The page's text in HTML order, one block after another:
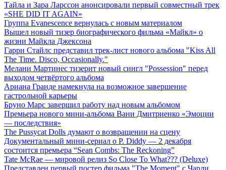
Тайла и Зара Ларссон анонсировали первый совместный трек
«SHE DID IT AGAIN»
Группа Evanescence вернулась с новым материалом
Вышел новый тизер биографического фильма «Майкл» о
жизни Майкла Джексона
Гарри Стайлс представил трек-лист нового альбома "Kiss All
The Time. Disco, Occasionally."
Мелани Мартинес тизерит новый сингл "Possession" перед
выходом четвёртого альбома
Ариана Гранде намекнула на возможное завершение
гастрольной карьеры
Бруно Марс завершил работу над новым альбомом
Премьера нового мини-альбома Вани Дмитриенко «Эмоции
— последствия»
The Pussycat Dolls думают о возвращении на сцену
Документальный мини-сериал о P. Diddy — 2 декабря
состоится премьера “Sean Combs: The Reckoning”
Tate McRae — мировой релиз So Close To What??? (Deluxe)
Представлен первый постер фильма "The Moment" с Чарли